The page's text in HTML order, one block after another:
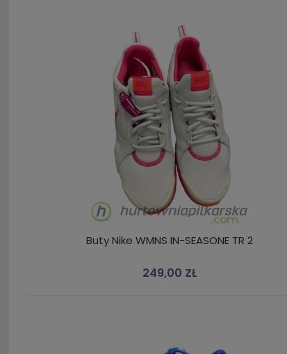
Buty Nike WMNS IN-SEASONE TR 2
249,00 ZŁ